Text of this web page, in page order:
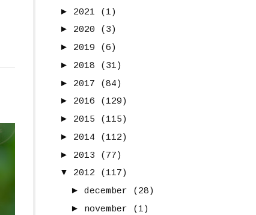
► 2021
(1)
► 2020
(3)
► 2019
(6)
► 2018
(31)
► 2017
(84)
► 2016
(129)
► 2015
(115)
► 2014
(112)
► 2013
(77)
▼
2012
(117)
► december
(28)
► november
(1)